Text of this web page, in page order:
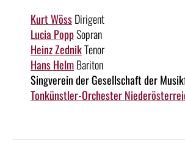
Kurt WössDirigent
Lucia PoppSopran
Heinz ZednikTenor
Hans HelmBariton
Singverein der Gesellschaft der
Tonkünstler-Orchester